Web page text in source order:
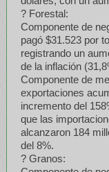
? Forestal:
Componente de
pagó $31.523 por
registrando un
de la inflación
Componente de
exportaciones
incremento del
que las
alcanzaron 184
del 8%.
? Granos: